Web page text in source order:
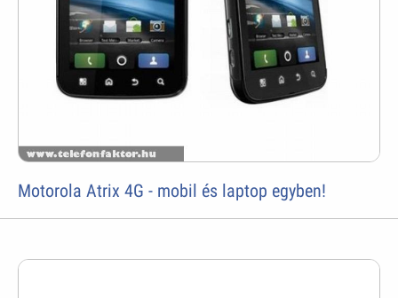
Motorola Atrix 4G - mobil és laptop egyben!